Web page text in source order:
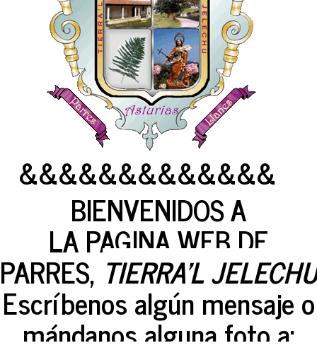
&&&&&&&&&&&&&
BIENVENIDOS A
LA PAGINA WEB DE
PARRES, TIERRA'L JELECHU
Escríbenos algún mensaje o
mándanos alguna foto a: